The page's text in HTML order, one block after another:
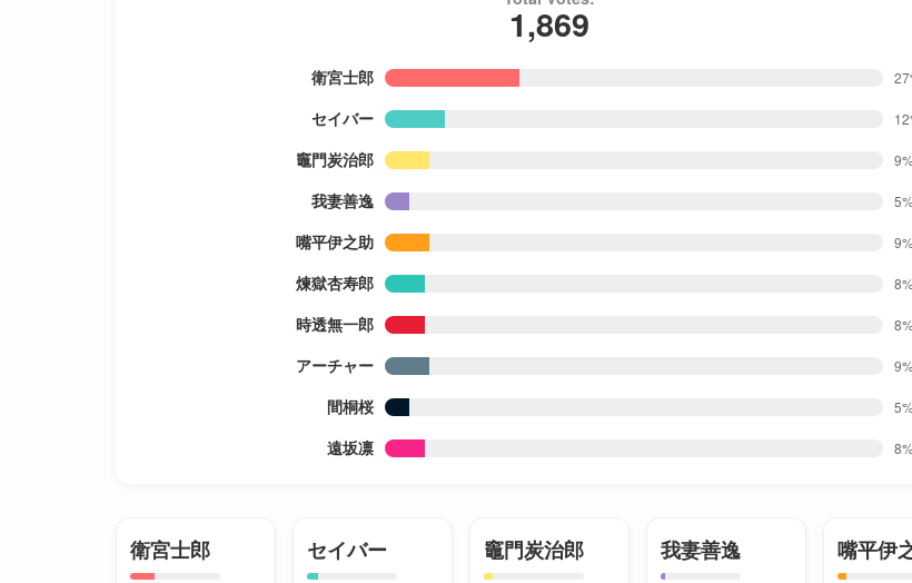
1,869
衛宮士郎
セイバー
竈門炭治郎 9%
我妻善逸 5%
嘴平伊之助 9%
煉獄杏寿郎 8%
時透無一郎 8%
アーチャー 9%
間桐桜 5%
遠坂凛 8%
衛宮士郎 セイバー 竈門炭治郎 我妻善逸 嘴平伊